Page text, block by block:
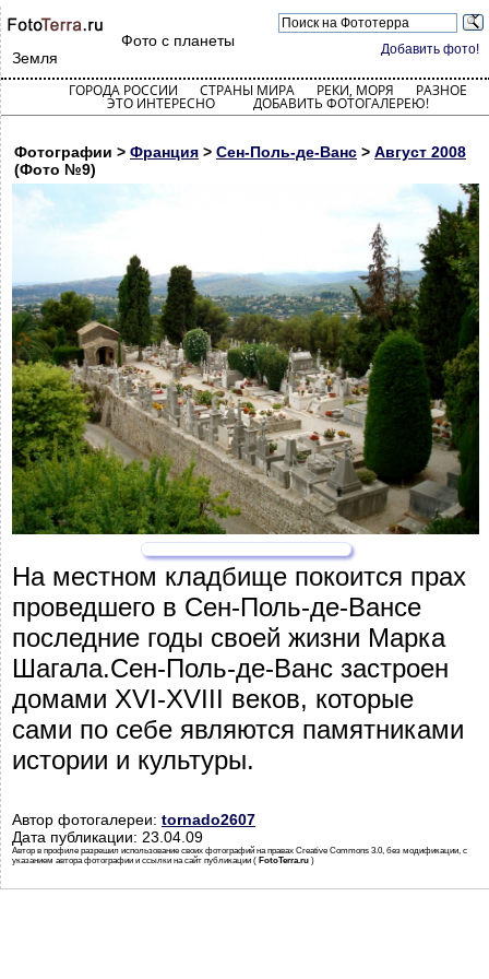
Добавить фото!
Фото с планеты
Земля
ГОРОДА РОССИИ СТРАНЫ МИРА РЕКИ, МОРЯ РАЗНОЕ
ЭТО ИНТЕРЕСНО ДОБАВИТЬ ФОТОГАЛЕРЕЮ!
Фотографии > Франция > Сен-Поль-де-Ванс > Август 2008
(Фото №9)
На местном кладбище покоится прах
проведшего в Сен-Поль-де-Вансе
последние годы своей жизни Марка
Шагала.Сен-Поль-де-Ванс застроен
домами XVI-XVIII веков, которые
сами по себе являются памятниками
истории и культуры.
Автор фотогалереи: tornado2607
Дата публикации: 23.04.09
Автор в профиле разрешил использование своих фотографий на правах Creative Commons 3.0, без модификации, с
указанием автора фотографии и ссылки на сайт публикации ( FotoTerra.ru )